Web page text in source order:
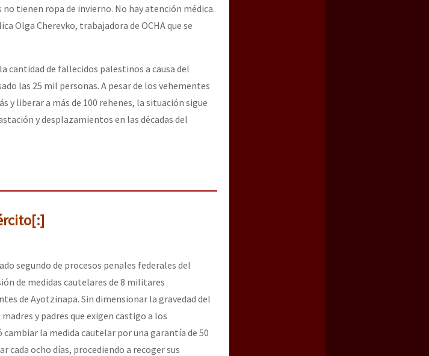
tienen ropa de invierno. No hay atención médica.
Olga Cherevko, trabajadora de OCHA que se
cantidad de fallecidos palestinos a causa del
las 25 mil personas. A pesar de los vehementes
liberar a más de 100 rehenes, la situación sigue
y desplazamientos en las décadas del
segundo de procesos penales federales del
de medidas cautelares de 8 militares
de Ayotzinapa. Sin dimensionar la gravedad del
y padres que exigen castigo a los
la medida cautelar por una garantía de 50
ocho días, procediendo a recoger sus